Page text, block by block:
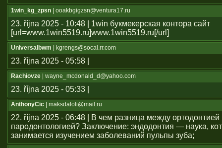
1win_kg_zpsn | ooakbgigzsn@ventura17.ru
23. října 2025 - 10:48 | 1win букмекерская контора сайт
[url=www.1win5519.ru]www.1win5519.ru[/url]
Universalbwm | kgrengs@socal.rr.com
23. října 2025 - 05:58 |
Rachiovze | wayne_mcdonald_d@yahoo.com
23. října 2025 - 05:33 |
AnthonyCic | maksdaloli@mail.ru
22. října 2025 - 06:48 | В чем разница между ортодонтией
пародонтологией? Заключение: эндодонтия — наука,
занимается изучением заболеваний пульпы зуба;